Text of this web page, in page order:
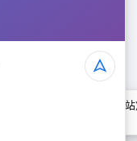
县高北门职业工程学院(公交